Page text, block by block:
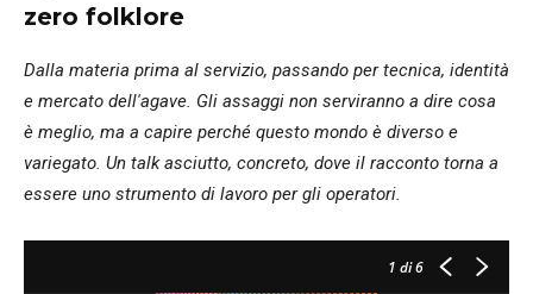
zero folklore
Dalla materia prima al servizio, passando per tecnica, identità
e mercato dell'agave. Gli assaggi non serviranno a dire cosa
è meglio, ma a capire perché questo mondo è diverso e
variegato. Un talk asciutto, concreto, dove il racconto torna a
essere uno strumento di lavoro per gli operatori.
1 di 6